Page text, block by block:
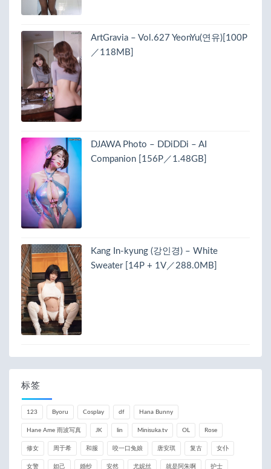
ArtGravia – Vol.627 YeonYu(연유)[100P
／118MB]
DJAWA Photo – DDiDDi – AI
Companion [156P／1.48GB]
Kang In-kyung (강인경) – White
Sweater [14P + 1V／288.0MB]
标签
123 Byoru Cosplay df Hana Bunny
Hane Ame 雨波写真 JK lin Minisuka.tv OL Rose
修女 周于希 和服 咬一口兔娘 唐安琪 复古 女仆
女警 妲己 婚纱 安然 尤妮丝 就是阿朱啊 护士